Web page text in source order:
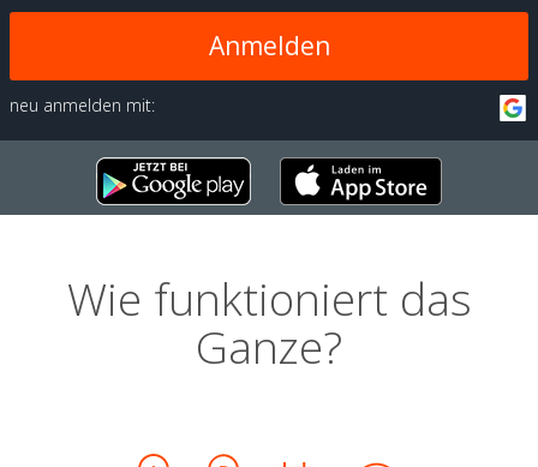
Anmelden
neu anmelden mit:
Wie funktioniert das
Ganze?